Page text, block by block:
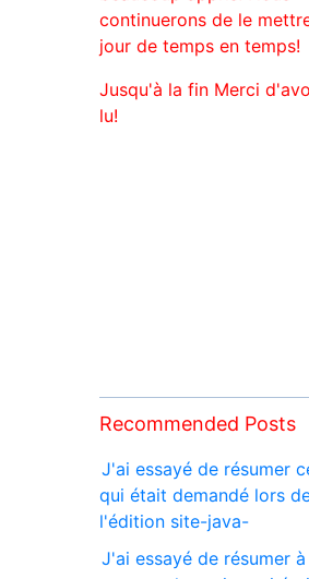
continuerons de le
jour de temps en temps!
Jusqu'à la fin Merci
lu!
Recommended Posts
J'ai essayé de résumer
qui était demandé lors
l'édition site-java-
J'ai essayé de résumer à